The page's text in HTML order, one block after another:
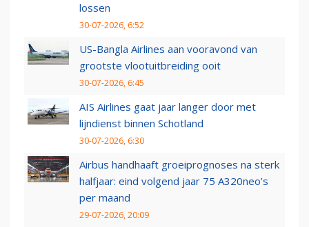
lossen
30-07-2026, 6:52
US-Bangla Airlines aan vooravond van
grootste vlootuitbreiding ooit
30-07-2026, 6:45
AIS Airlines gaat jaar langer door met
lijndienst binnen Schotland
30-07-2026, 6:30
Airbus handhaaft groeiprognoses na sterk
halfjaar: eind volgend jaar 75 A320neo’s
per maand
29-07-2026, 20:09